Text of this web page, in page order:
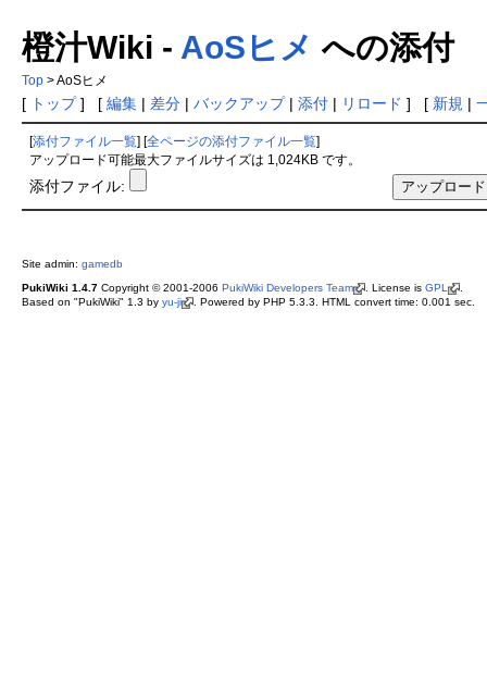
橙汁Wiki - AoSヒメ への添付
Top> AoSヒメ
[ トップ] [ 編集| 差分| バックアップ| 添付| リロード ] [ 新規 |
添付ファイル一覧 全ページの添付ファイル一覧
アップロード可能最大ファイルサイズは 1,024KB です。
添付ファイル:
Site admin: gamedb
PukiWiki 1.4.7Copyright © 2001-2006 PukiWiki Developers Team . License is GPL
.
Based on "PukiWiki" 1.3 by yu-ji . Powered by PHP 5.3.3. HTML convert time: 0.001 sec.